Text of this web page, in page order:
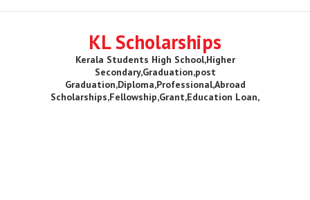
KL Scholarships
Kerala Students High School,Higher
Secondary,Graduation,post
Graduation,Diploma,Professional,Abroad
Scholarships,Fellowship,Grant,Education Loan,